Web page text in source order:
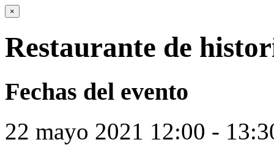
×
Restaurante de
Fechas del evento
22 mayo 2021 12:00 -